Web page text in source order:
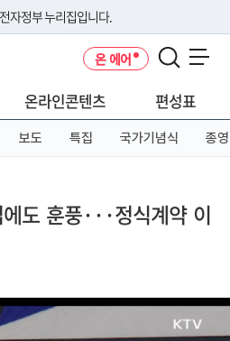
자정부 누리집입니다.
메인 주소를 사용하고 있다면 아래 URL에
온 에어
온라인콘텐츠 편성표
보도 특집 국가기념식 종영
도 훈풍···정식계약 이